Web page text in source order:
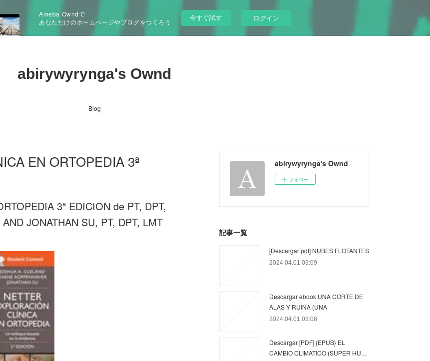
Ameba Owndで
あなただけのホームページやブログをつくろう
今すぐ試す ログイン
abirywyrynga's Ownd
Blog
EN ORTOPEDIA 3ª
3ª EDICION de PT, DPT,
JONATHAN SU, PT, DPT, LMT
abirywyrynga's Ownd
フォロー
記事一覧
[Descargar pdf] NUBES FLOTANTES
2024.04.01 03:09
Descargar ebook UNA CORTE DE
ALAS Y RUINA (UNA
2024.04.01 03:08
Descargar [PDF] {EPUB} EL
CAMBIO CLIMATICO (SUPER HU…